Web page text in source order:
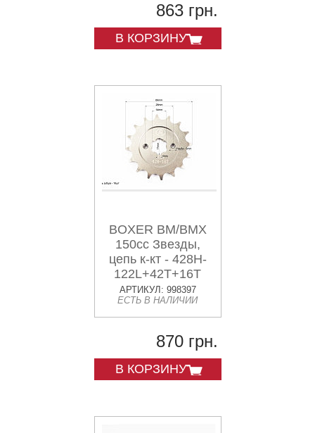
863 грн.
В КОРЗИНУ
BOXER BM/BMX
150cc Звезды,
цепь к-кт - 428H-
122L+42T+16T
"каленая"
АРТИКУЛ: 998397
ЕСТЬ В НАЛИЧИИ
870 грн.
В КОРЗИНУ